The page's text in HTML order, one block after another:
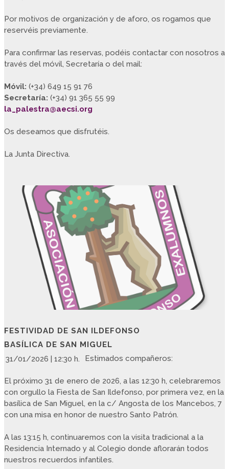
Por motivos de organización y de aforo, os rogamos que
reservéis previamente.
Para confirmar las reservas, podéis contactar con nosotros a
través del móvil, Secretaría o del mail:
Móvil: (+34) 649 15 91 76
Secretaría: (+34) 91 365 55 99
la_palestra@aecsi.org
Os deseamos que disfrutéis.
La Junta Directiva.
FESTIVIDAD DE SAN ILDEFONSO
BASÍLICA DE SAN MIGUEL
31/01/2026 | 12:30 h.
Estimados compañeros:
El próximo 31 de enero de 2026, a las 12:30 h, celebraremos
con orgullo la Fiesta de San Ildefonso, por primera vez, en la
basílica de San Miguel, en la c/ Angosta de los Mancebos, 7
con una misa en honor de nuestro Santo Patrón.
A las 13:15 h, continuaremos con la visita tradicional a la
Residencia Internado y al Colegio donde aflorarán todos
nuestros recuerdos infantiles.